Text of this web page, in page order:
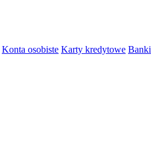
Konta osobiste Karty kredytowe Banki